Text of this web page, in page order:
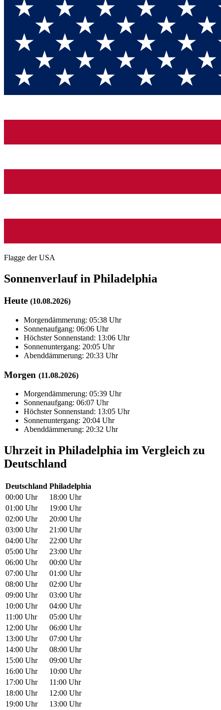
Flagge der USA
Sonnenverlauf in Philadelphia
Heute (10.08.2026)
Morgendämmerung: 05:38 Uhr
Sonnenaufgang: 06:06 Uhr
Höchster Sonnenstand: 13:06 Uhr
Sonnenuntergang: 20:05 Uhr
Abenddämmerung: 20:33 Uhr
Morgen (11.08.2026)
Morgendämmerung: 05:39 Uhr
Sonnenaufgang: 06:07 Uhr
Höchster Sonnenstand: 13:05 Uhr
Sonnenuntergang: 20:04 Uhr
Abenddämmerung: 20:32 Uhr
Uhrzeit in Philadelphia im Vergleich zu
Deutschland
Deutschland Philadelphia
00:00 Uhr
18:00 Uhr
01:00 Uhr
19:00 Uhr
02:00 Uhr
20:00 Uhr
03:00 Uhr
21:00 Uhr
04:00 Uhr
22:00 Uhr
05:00 Uhr
23:00 Uhr
06:00 Uhr
00:00 Uhr
07:00 Uhr
01:00 Uhr
08:00 Uhr
02:00 Uhr
09:00 Uhr
03:00 Uhr
10:00 Uhr
04:00 Uhr
11:00 Uhr
05:00 Uhr
12:00 Uhr
06:00 Uhr
13:00 Uhr
07:00 Uhr
14:00 Uhr
08:00 Uhr
15:00 Uhr
09:00 Uhr
16:00 Uhr
10:00 Uhr
17:00 Uhr
11:00 Uhr
18:00 Uhr
12:00 Uhr
19:00 Uhr
13:00 Uhr